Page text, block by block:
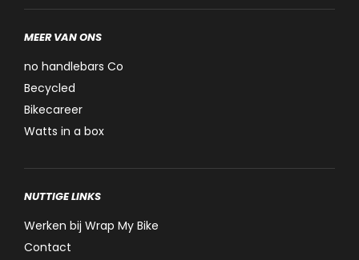
MEER VAN ONS
no handlebars Co
Becycled
Bikecareer
Watts in a box
NUTTIGE LINKS
Werken bij Wrap My Bike
Contact